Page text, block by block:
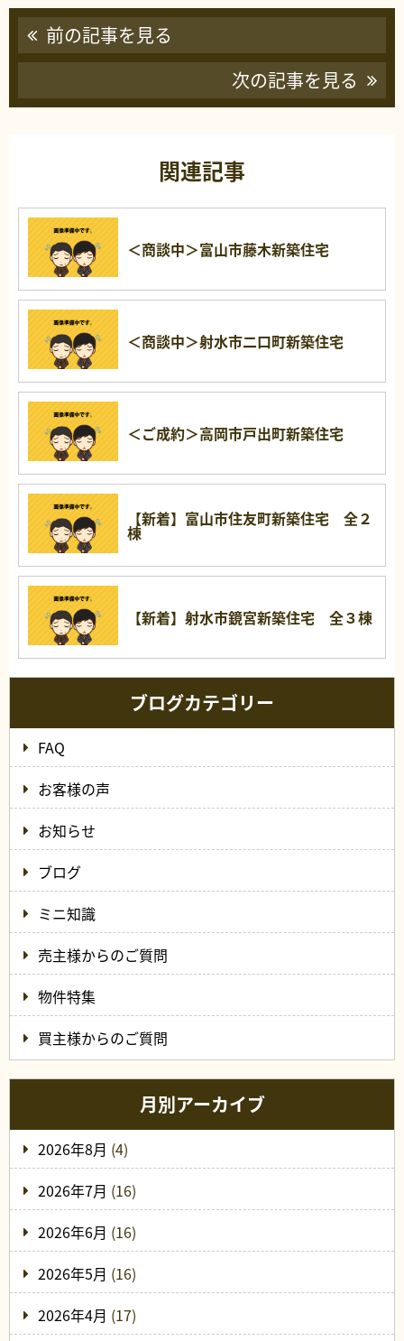
前の記事を見る
次の記事を見る
関連記事
＜商談中＞富山市藤木新築住宅
＜商談中＞射水市二口町新築住宅
＜ご成約＞高岡市戸出町新築住宅
【新着】富山市住友町新築住宅 全２
棟
【新着】射水市鏡宮新築住宅 全３棟
ブログカテゴリー
FAQ
お客様の声
お知らせ
ブログ
ミニ知識
売主様からのご質問
物件特集
買主様からのご質問
月別アーカイブ
2026年8月 (4)
2026年7月 (16)
2026年6月 (16)
2026年5月 (16)
2026年4月 (17)